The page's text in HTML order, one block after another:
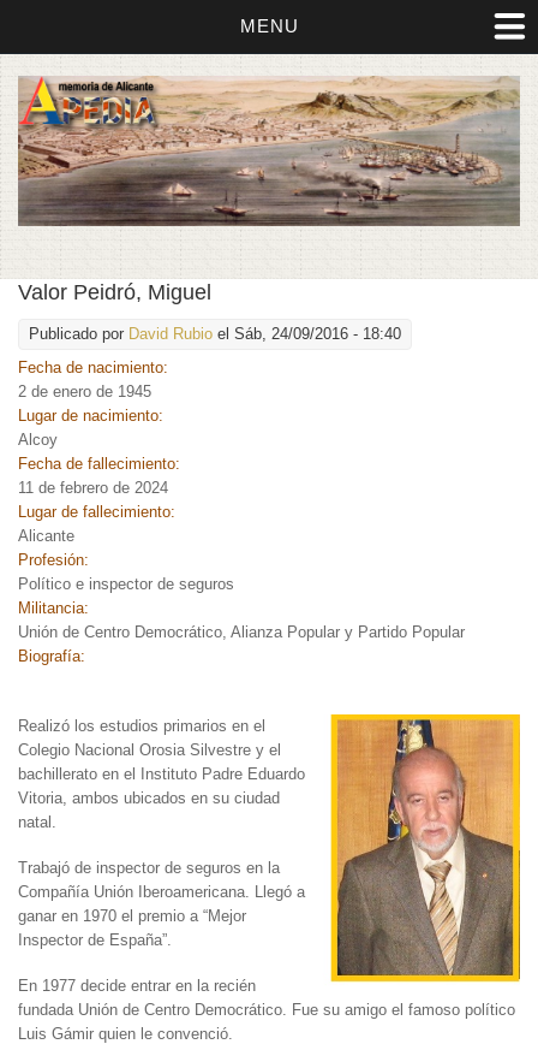
MENU
Valor Peidró, Miguel
Publicado por David Rubio el Sáb, 24/09/2016 - 18:40
Fecha de nacimiento:
2 de enero de 1945
Lugar de nacimiento:
Alcoy
Fecha de fallecimiento:
11 de febrero de 2024
Lugar de fallecimiento:
Alicante
Profesión:
Político e inspector de seguros
Militancia:
Unión de Centro Democrático, Alianza Popular y Partido Popular
Biografía:
Realizó los estudios primarios en el
Colegio Nacional Orosia Silvestre y el
bachillerato en el Instituto Padre Eduardo
Vitoria, ambos ubicados en su ciudad
natal.
Trabajó de inspector de seguros en la
Compañía Unión Iberoamericana. Llegó a
ganar en 1970 el premio a “Mejor
Inspector de España”.
En 1977 decide entrar en la recién
fundada Unión de Centro Democrático. Fue su amigo el famoso político
Luis Gámir quien le convenció.